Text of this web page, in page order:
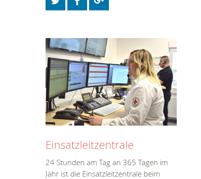
Einsatzleitzentrale
24 Stunden am Tag an 365 Tagen im
Jahr ist die Einsatzleitzentrale beim